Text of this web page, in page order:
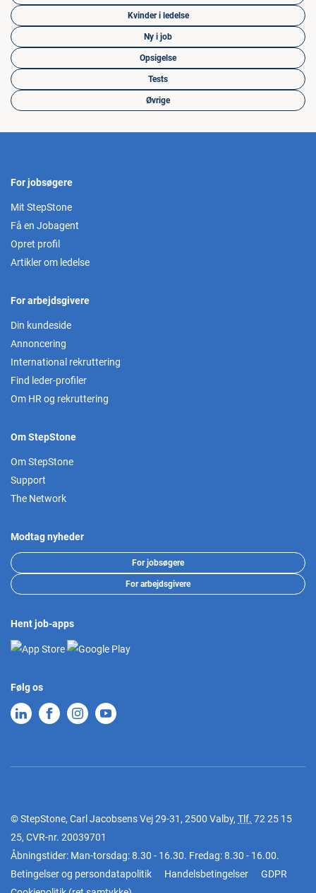
Kvinder i ledelse
Ny i job
Opsigelse
Tests
Øvrige
For jobsøgere
Mit StepStone
Få en Jobagent
Opret profil
Artikler om ledelse
For arbejdsgivere
Din kundeside
Annoncering
International rekruttering
Find leder-profiler
Om HR og rekruttering
Om StepStone
Om StepStone
Support
The Network
Modtag nyheder
For jobsøgere
For arbejdsgivere
Hent job-apps
Følg os
© StepStone, Carl Jacobsens Vej 29-31, 2500 Valby, Tlf. 72 25 15
25, CVR-nr. 20039701
Åbningstider: Man-torsdag: 8.30 - 16.30. Fredag: 8.30 - 16.00.
Betingelser og persondatapolitik
Handelsbetingelser
GDPR